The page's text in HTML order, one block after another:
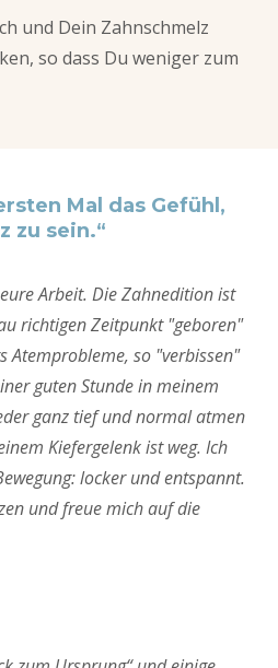
und Dein Zahnschmelz
so dass Du weniger zum
Mal das Gefühl,
zu sein.“
Arbeit. Die Zahnedition ist
richtigen Zeitpunkt "geboren"
Atemprobleme, so "verbissen"
guten Stunde in meinem
ganz tief und normal atmen
Kiefergelenk ist weg. Ich
locker und entspannt.
und freue mich auf die